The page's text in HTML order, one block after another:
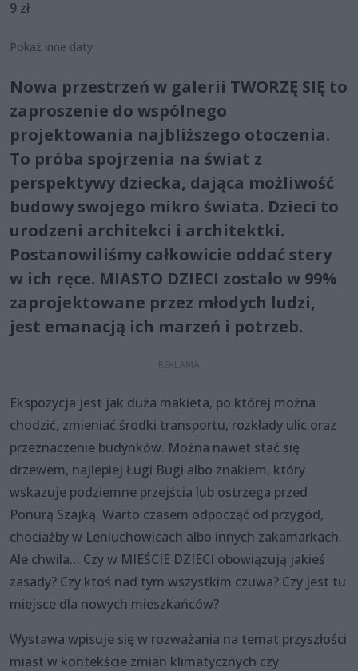
9 zł
Pokaż inne daty
Nowa przestrzeń w galerii TWORZĘ SIĘ to
zaproszenie do wspólnego
projektowania najbliższego otoczenia.
To próba spojrzenia na świat z
perspektywy dziecka, dająca możliwość
budowy swojego mikro świata. Dzieci to
urodzeni architekci i architektki.
Postanowiliśmy całkowicie oddać stery
w ich ręce. MIASTO DZIECI zostało w 99%
zaprojektowane przez młodych ludzi,
jest emanacją ich marzeń i potrzeb.
Ekspozycja jest jak duża makieta, po której można
chodzić, zmieniać środki transportu, rozkłady ulic oraz
przeznaczenie budynków. Można nawet stać się
drzewem, najlepiej Ługi Bugi albo znakiem, który
wskazuje podziemne przejścia lub ostrzega przed
Ponurą Szajką. Warto czasem odpocząć od przygód,
chociażby w Leniuchowicach albo innych zakamarkach.
Ale chwila… Czy w MIEŚCIE DZIECI obowiązują jakieś
zasady? Czy ktoś nad tym wszystkim czuwa? Czy jest tu
miejsce dla nowych mieszkańców?
Wystawa wpisuje się w rozważania na temat przyszłości
miast w kontekście zmian klimatycznych czy